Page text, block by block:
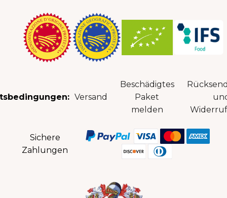
Versand
Beschädigtes
Paket
melden
Sichere
Zahlungen